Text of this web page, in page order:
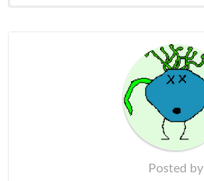
Posted by